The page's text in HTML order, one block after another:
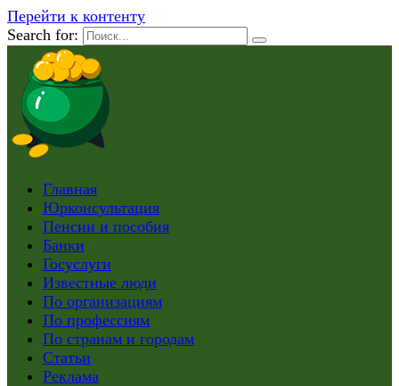
Перейти к контенту
Search for:
Главная
Юрконсультация
Пенсии и пособия
Банки
Госуслуги
Известные люди
По организациям
По профессиям
По странам и городам
Статьи
Реклама